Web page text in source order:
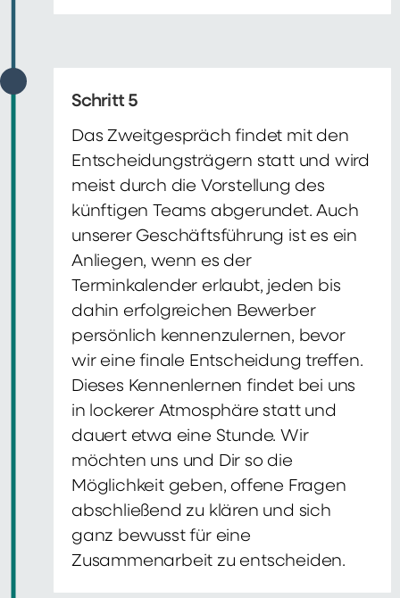
Schritt 5
Das Zweitgespräch findet mit den
Entscheidungsträgern statt und wird
meist durch die Vorstellung des
künftigen Teams abgerundet. Auch
unserer Geschäftsführung ist es ein
Anliegen, wenn es der
Terminkalender erlaubt, jeden bis
dahin erfolgreichen Bewerber
persönlich kennenzulernen, bevor
wir eine finale Entscheidung treffen.
Dieses Kennenlernen findet bei uns
in lockerer Atmosphäre statt und
dauert etwa eine Stunde. Wir
möchten uns und Dir so die
Möglichkeit geben, offene Fragen
abschließend zu klären und sich
ganz bewusst für eine
Zusammenarbeit zu entscheiden.